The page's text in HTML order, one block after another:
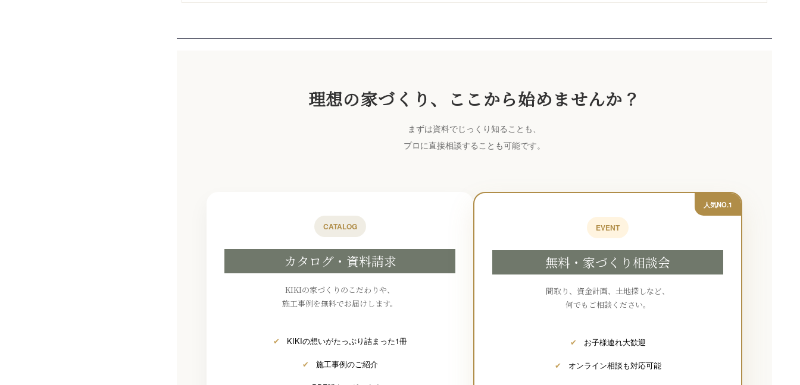
理想の家づくり、ここから始めませんか？
まずは資料でじっくり知ることも、
プロに直接相談することも可能です。
CATALOG
カタログ・資料請求
KIKIの家づくりのこだわりや、
施工事例を無料でお届けします。
✔ KIKIの想いがたっぷり詰まった1冊
✔ 施工事例のご紹介
人気NO.1
EVENT
無料・家づくり相談会
間取り、資金計画、土地探しなど、
何でもご相談ください。
✔ お子様連れ大歓迎
✔ オンライン相談も対応可能